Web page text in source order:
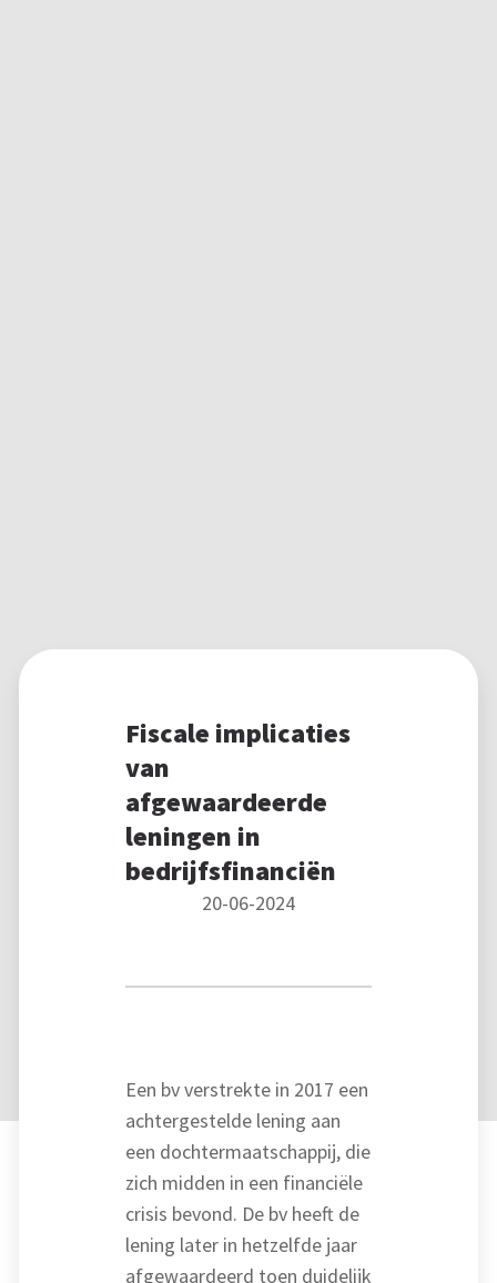
Fiscale implicaties
van
afgewaardeerde
leningen in
bedrijfsfinanciën
20-06-2024
Een bv verstrekte in 2017 een
achtergestelde lening aan
een dochtermaatschappij, die
zich midden in een financiële
crisis bevond. De bv heeft de
lening later in hetzelfde jaar
afgewaardeerd toen duidelijk